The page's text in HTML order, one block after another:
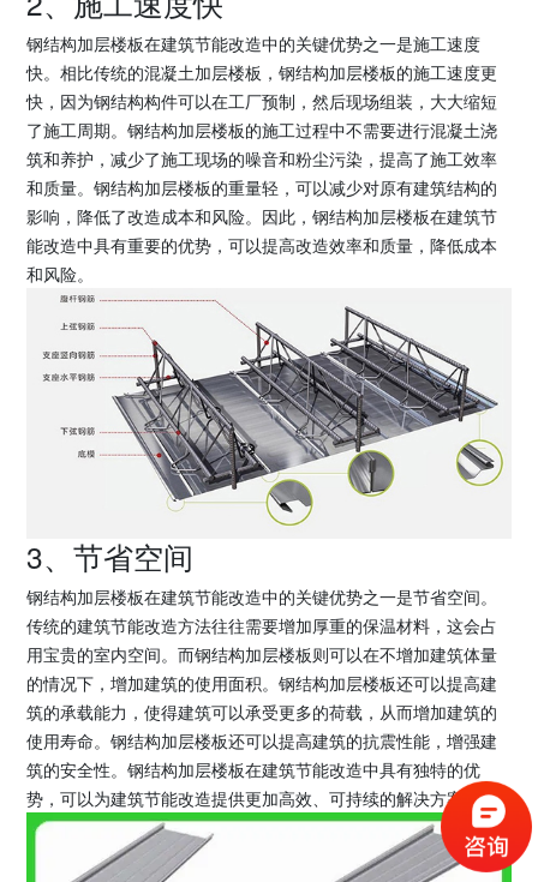
钢结构加层楼板在建筑节能改造中的关键优势之一是施工速度
快。相比传统的混凝土加层楼板，钢结构加层楼板的施工速度更
快，因为钢结构构件可以在工厂预制，然后现场组装，大大缩短
了施工周期。钢结构加层楼板的施工过程中不需要进行混凝土浇
筑和养护，减少了施工现场的噪音和粉尘污染，提高了施工效率
和质量。钢结构加层楼板的重量轻，可以减少对原有建筑结构的
影响，降低了改造成本和风险。因此，钢结构加层楼板在建筑节
能改造中具有重要的优势，可以提高改造效率和质量，降低成本
和风险。
3、节省空间
钢结构加层楼板在建筑节能改造中的关键优势之一是节省空间。
传统的建筑节能改造方法往往需要增加厚重的保温材料，这会占
用宝贵的室内空间。而钢结构加层楼板则可以在不增加建筑体量
的情况下，增加建筑的使用面积。钢结构加层楼板还可以提高建
筑的承载能力，使得建筑可以承受更多的荷载，从而增加建筑的
使用寿命。钢结构加层楼板还可以提高建筑的抗震性能，增强建
筑的安全性。钢结构加层楼板在建筑节能改造中具有独特的优
势，可以为建筑节能改造提供更加高效、可持续的解决方案。